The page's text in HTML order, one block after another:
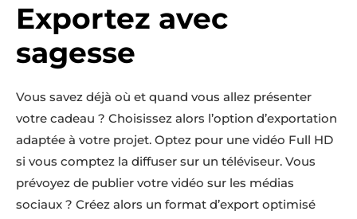
Exportez avec
sagesse
Vous savez déjà où et quand vous allez présenter
votre cadeau ? Choisissez alors l’option d’exportation
adaptée à votre projet. Optez pour une vidéo Full HD
si vous comptez la diffuser sur un téléviseur. Vous
prévoyez de publier votre vidéo sur les médias
sociaux ? Créez alors un format d’export optimisé